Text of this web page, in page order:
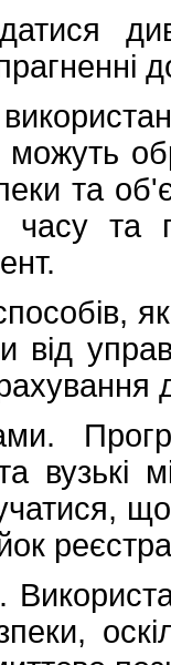
можуть
та
та
від
вузькі